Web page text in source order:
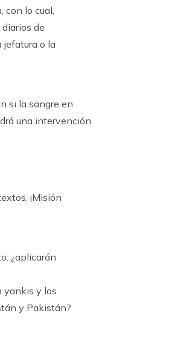
con lo cual,
de
jefatura o la
si la sangre en
una intervención
¡Misión
¿aplicarán
yankis y los
y Pakistán?